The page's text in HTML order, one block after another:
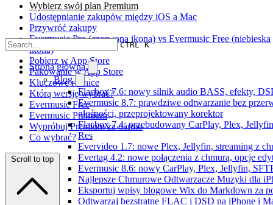
CTRL K
Strona główna
Blog
Flacbox 7.6: nowy silnik audio BASS, efekty,
Evermusic 8.7: prawdziwe odtwarzanie bez
głośności, przeprojektowany korektor
Flacbox 7.4: przebudowany CarPlay, Plex,
Res
Evervideo 1.7: nowe Plex, Jellyfin, streaming z
Evertag 4.2: nowe połączenia z chmurą, opcje
Evermusic 8.6: nowy CarPlay, Plex, Jellyfin,
Najlepsze Chmurowe Odtwarzacze Muzyki dla
Eksportuj wpisy blogowe Wix do Markdown za
Odtwarzaj bezstratne FLAC i DSD na iPhone i
Wybierz swój plan Premium
Udostępnianie zakupów między iOS a Mac
Przywróć zakupy
Evermusic Pro (czerwona ikona) vs Evermusic Free (niebieska
ikona)
Pobierz w App Store
Pakowanie w App Store
Kluczowe różnice
Którą wersję wybrać?
Evermusic Free
Evermusic Premium
Wypróbuj Premium za darmo
Co wybrać?
Scroll to top